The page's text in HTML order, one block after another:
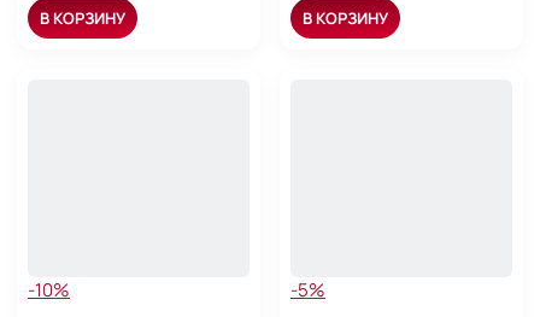
В КОРЗИНУ В КОРЗИНУ
-10% -5%